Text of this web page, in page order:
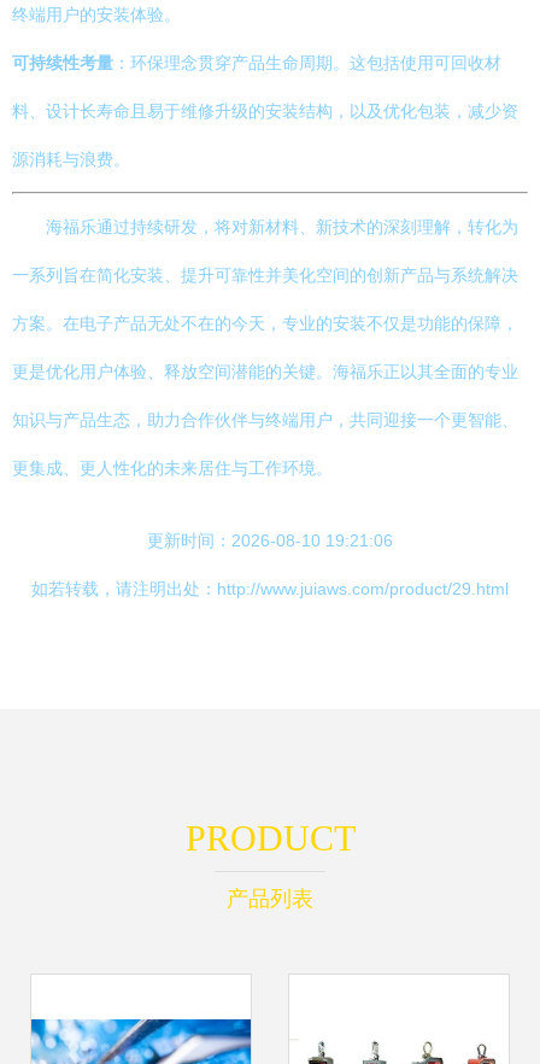
终端用户的安装体验。
可持续性考量 ：环保理念贯穿产品生命周期。这包括使用可回收材
料、设计长寿命且易于维修升级的安装结构，以及优化包装，减少资
源消耗与浪费。
海福乐通过持续研发，将对新材料、新技术的深刻理解，转化为
一系列旨在简化安装、提升可靠性并美化空间的创新产品与系统解决
方案。在电子产品无处不在的今天，专业的安装不仅是功能的保障，
更是优化用户体验、释放空间潜能的关键。海福乐正以其全面的专业
知识与产品生态，助力合作伙伴与终端用户，共同迎接一个更智能、
更集成、更人性化的未来居住与工作环境。
更新时间：2026-08-10 19:21:06
如若转载，请注明出处：http://www.juiaws.com/product/29.html
PRODUCT
产品列表